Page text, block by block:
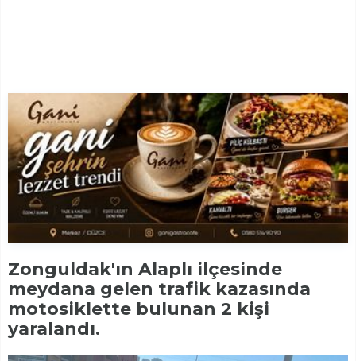
Zonguldak'ın Alaplı ilçesinde
meydana gelen trafik kazasında
motosiklette bulunan 2 kişi
yaralandı.